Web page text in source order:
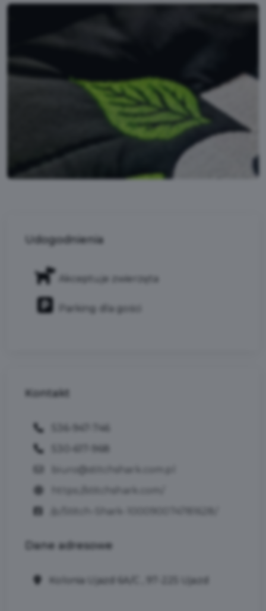
Udogodnienia
Akceptuje zwierzęta
Parking dla gości
Kontakt
536-947-746
biuro@stitchshark.com.pl
/p/Stitch-Shark-100090074781628/
Dane adresowe
Kolonia Ujazd 6A/C , 97-225 Ujazd